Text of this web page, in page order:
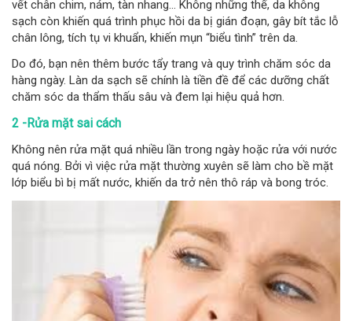
vết chân chim, nám, tàn nhang… Không những thế, da không
sạch còn khiến quá trình phục hồi da bị gián đoạn, gây bít tắc lỗ
chân lông, tích tụ vi khuẩn, khiến mụn “biểu tình” trên da.
Do đó, bạn nên thêm bước tẩy trang và quy trình chăm sóc da
hàng ngày. Làn da sạch sẽ chính là tiền đề để các dưỡng chất
chăm sóc da thẩm thấu sâu và đem lại hiệu quả hơn.
2 -Rửa mặt sai cách
Không nên rửa mặt quá nhiều lần trong ngày hoặc rửa với nước
quá nóng. Bởi vì việc rửa mặt thường xuyên sẽ làm cho bề mặt
lớp biểu bì bị mất nước, khiến da trở nên thô ráp và bong tróc.